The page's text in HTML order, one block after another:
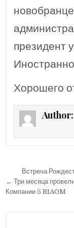
президент
Хорошего
Author:
по
Встреча
← Три месяца
Компании 5 RIAOM